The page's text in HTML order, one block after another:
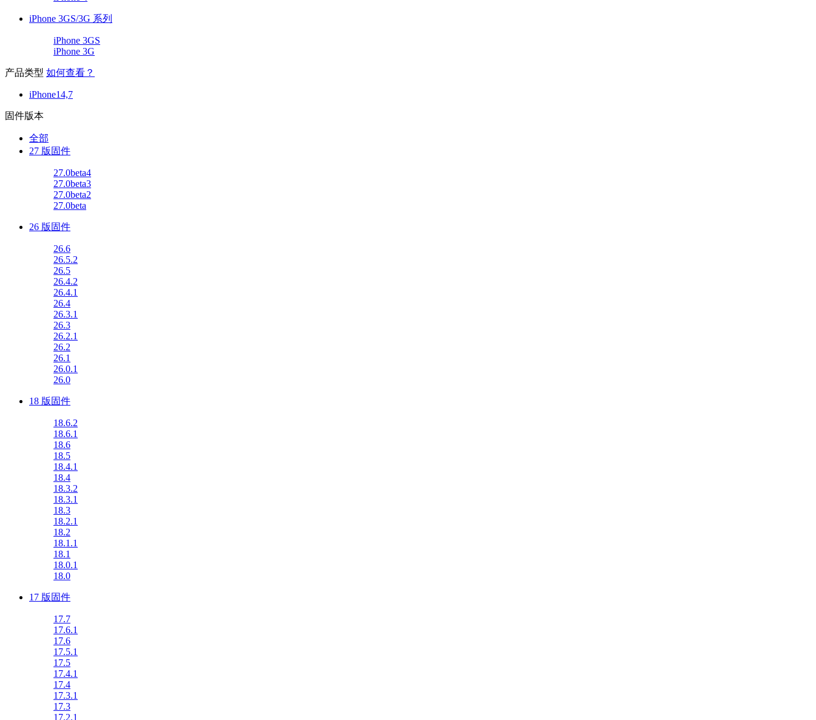
iPhone 3GS/3G 系列
iPhone 3GS
iPhone 3G
产品类型 如何查看？
iPhone14,7
固件版本
全部
27 版固件
27.0beta4
27.0beta3
27.0beta2
27.0beta
26 版固件
26.6
26.5.2
26.5
26.4.2
26.4.1
26.4
26.3.1
26.3
26.2.1
26.2
26.1
26.0.1
26.0
18 版固件
18.6.2
18.6.1
18.6
18.5
18.4.1
18.4
18.3.2
18.3.1
18.3
18.2.1
18.2
18.1.1
18.1
18.0.1
18.0
17 版固件
17.7
17.6.1
17.6
17.5.1
17.5
17.4.1
17.4
17.3.1
17.3
17.2.1